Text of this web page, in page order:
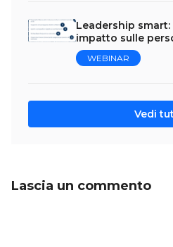
Leadership
impatto sulle
WEBINAR
Vedi
Lascia un commento